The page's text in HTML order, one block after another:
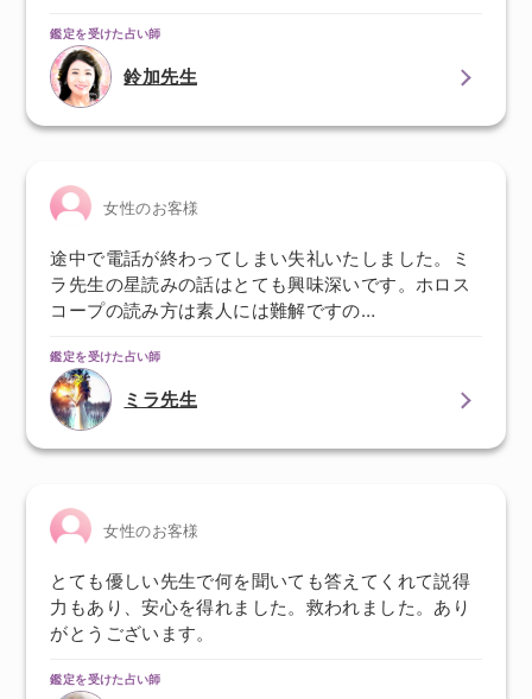
鑑定を受けた占い師
鈴加先生
女性のお客様
途中で電話が終わってしまい失礼いたしました。ミ
ラ先生の星読みの話はとても興味深いです。ホロス
コープの読み方は素人には難解ですの…
鑑定を受けた占い師
ミラ先生
女性のお客様
とても優しい先生で何を聞いても答えてくれて説得
力もあり、安心を得れました。救われました。あり
がとうございます。
鑑定を受けた占い師